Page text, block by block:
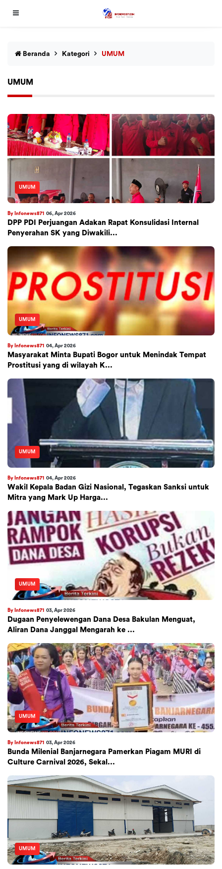
Beranda Kategori UMUM
UMUM
UMUM
By Infonews871 06, Apr 2026
DPP PDI Perjuangan Adakan Rapat Konsulidasi Internal
Penyerahan SK yang Diwakili...
UMUM
By Infonews871 04, Apr 2026
Masyarakat Minta Bupati Bogor untuk Menindak Tempat
Prostitusi yang di wilayah K...
UMUM
By Infonews871 04, Apr 2026
Wakil Kepala Badan Gizi Nasional, Tegaskan Sanksi untuk
Mitra yang Mark Up Harga...
UMUM
By Infonews871 03, Apr 2026
Dugaan Penyelewengan Dana Desa Bakulan Menguat,
Aliran Dana Janggal Mengarah ke ...
UMUM
By Infonews871 03, Apr 2026
Bunda Milenial Banjarnegara Pamerkan Piagam MURI di
Culture Carnival 2026, Sekal...
UMUM